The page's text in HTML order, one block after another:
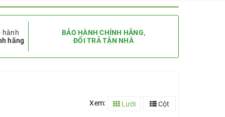
hành
hãng
BẢO HÀNH CHÍNH HÃNG,
ĐỔI TRẢ TẬN NHÀ
Xem: Lưới Cột